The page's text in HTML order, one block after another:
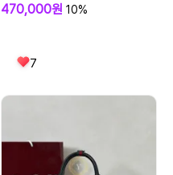
470,000원 10%
7